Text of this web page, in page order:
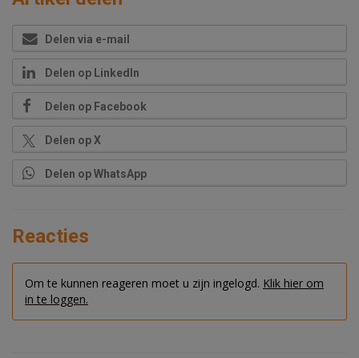
Delen via e-mail
Delen op LinkedIn
Delen op Facebook
Delen op X
Delen op WhatsApp
Reacties
Om te kunnen reageren moet u zijn ingelogd. Klik hier om
in te loggen.